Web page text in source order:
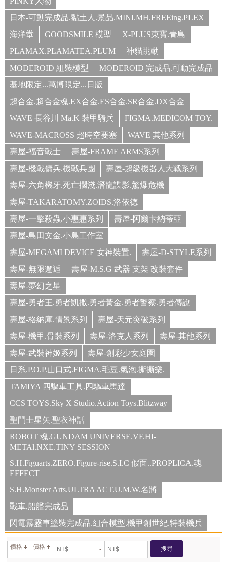
日本-可動完成品.黏土人.景品.MINI.MH.FREEing.PLEX
海洋堂
GOODSMILE 模型
X-PLUS東寶.青島
PLAMAX.PLAMATEA.PLUM
神貓跳動
MODEROID 組裝模型
MODEROID 完成品.可動完成品
基地限定...萬博限定...日版
超合金.超合金魂.EX合金.ES合金.SR合金.DX合金
WAVE 長谷川 Ma.K 裝甲騎兵
FIGMA.MEDICOM TOY.
WAVE-MACROSS 超時空要塞
WAVE 其他系列
壽屋-福音戰士
壽屋-FRAME ARMS系列
壽屋-機戰傭兵.機戰兵團
壽屋-超級機器人大戰系列
壽屋-六角機牙.死亡擱淺.潛龍諜影.驚爆危機
壽屋-TAKARATOMY.ZOIDS.洛依德
壽屋-一擊殺蟲.小惠惠系列
壽屋-阿爾卡納蒂亞
壽屋-島田文金.小島工作室
壽屋-MEGAMI DEVICE 女神裝置.
壽屋-D-STYLE系列
壽屋-無限邂逅
壽屋-M.S.G 武器 支架 改裝套件
壽屋-夢幻之星
壽屋-勇者王.勇者凱撒.勇者黃金.勇者警察.勇者傳說
壽屋-格納庫.情景系列
壽屋-天元突破系列
壽屋-機甲.骨裝系列
壽屋-洛克人系列
壽屋-其他系列
壽屋-武裝神姬系列
壽屋-創彩少女庭園
日系.P.O.P.山口式.FIGMA.毛豆.氣泡.撕撕樂.
TAMIYA 四驅車工具.四驅車馬達
CCS TOYS.Sky X Studio.Action Toys.Blitzway
聖鬥士星矢.聖衣神話
ROBOT 魂.GUNDAM UNIVERSE.VF.HI-
METAl.NXE.TINY SESSION
S.H.Figuarts.ZERO.Figure-rise.S.I.C 假面..PROPLICA.魂
EFFECT
S.H.Monster Arts.ULTRA ACT.U.M.W.名將
戰車,船艦完成品
閃電霹靂車塗裝完成品.組合模型.機甲創世紀.特裝機兵
價格 價格 - 搜尋